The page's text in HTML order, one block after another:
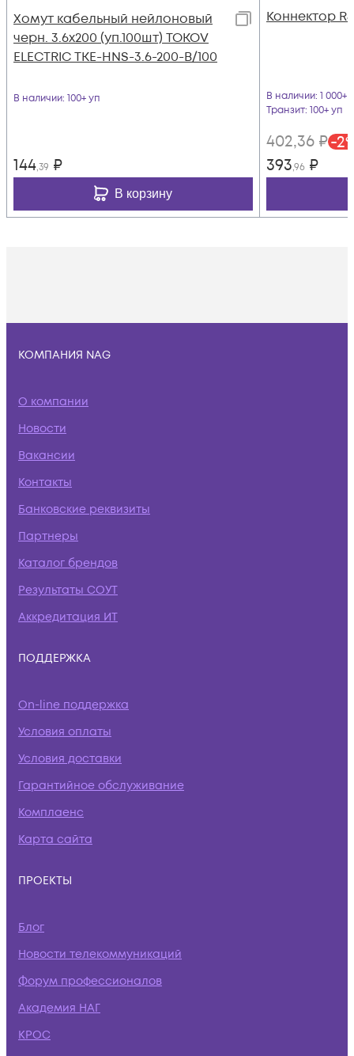
Хомут кабельный нейлоновый
черн. 3.6х200 (уп.100шт) TOKOV
ELECTRIC TKE-HNS-3.6-200-B/100
В наличии: 100+ уп
144,39 ₽
В корзину
Коннектор
В наличии: 1 000+
Транзит: 100+ уп
402,36 ₽-2
393,96 ₽
КОМПАНИЯ NAG
О компании
Новости
Вакансии
Контакты
Банковские реквизиты
Партнеры
Каталог брендов
Результаты СОУТ
Аккредитация ИТ
ПОДДЕРЖКА
On-line поддержка
Условия оплаты
Условия доставки
Гарантийное обслуживание
Комплаенс
Карта сайта
ПРОЕКТЫ
Блог
Новости телекоммуникаций
Форум профессионалов
Академия НАГ
КРОС